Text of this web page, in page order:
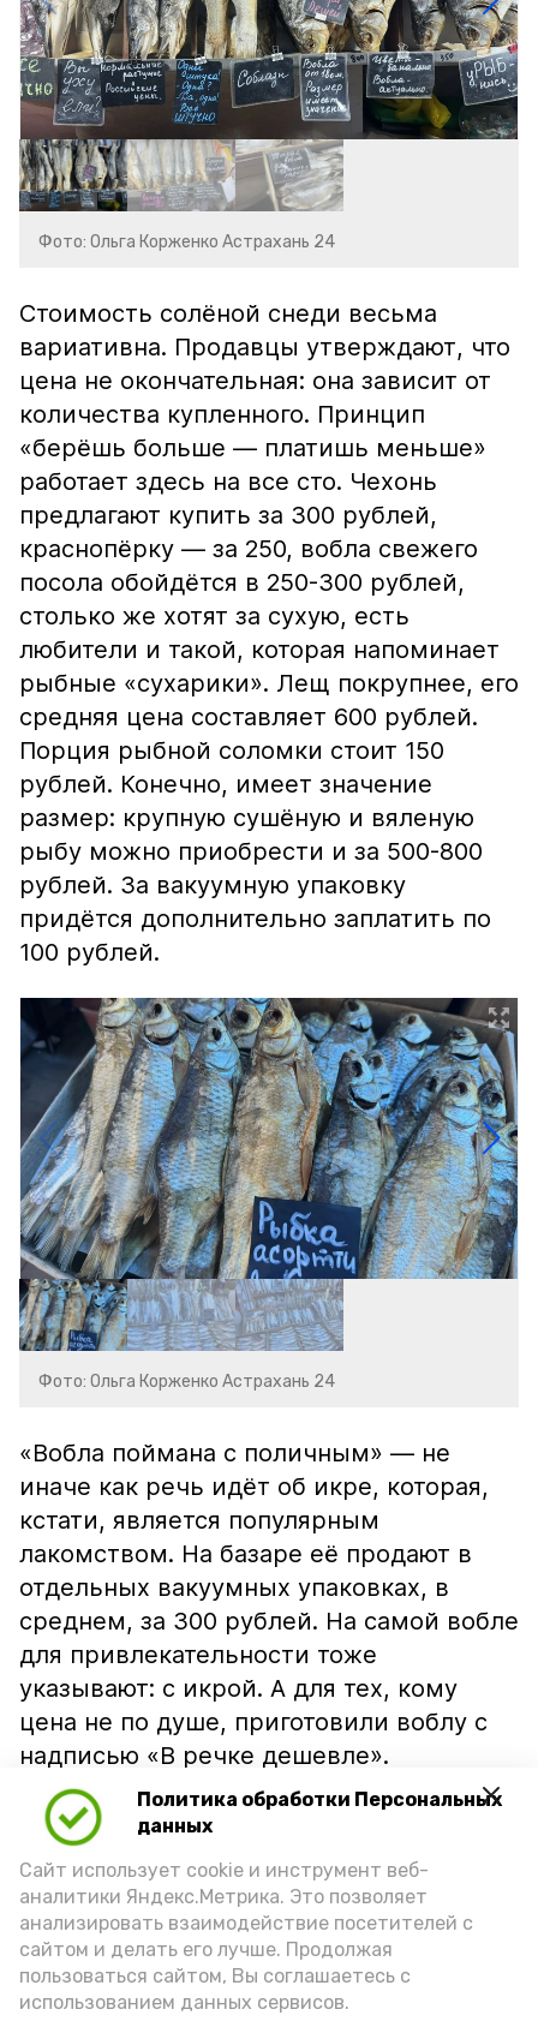
Политика обработки Персональных
данных
Сайт использует cookie и инструмент веб-
аналитики Яндекс.Метрика. Это позволяет
анализировать взаимодействие посетителей с
сайтом и делать его лучше. Продолжая
пользоваться сайтом, Вы соглашаетесь с
использованием данных сервисов.
Фото: Ольга Корженко Астрахань 24
Стоимость солёной снеди весьма
вариативна. Продавцы утверждают, что
цена не окончательная: она зависит от
количества купленного. Принцип
«берёшь больше — платишь меньше»
работает здесь на все сто. Чехонь
предлагают купить за 300 рублей,
краснопёрку — за 250, вобла свежего
посола обойдётся в 250-300 рублей,
столько же хотят за сухую, есть
любители и такой, которая напоминает
рыбные «сухарики». Лещ покрупнее, его
средняя цена составляет 600 рублей.
Порция рыбной соломки стоит 150
рублей. Конечно, имеет значение
размер: крупную сушёную и вяленую
рыбу можно приобрести и за 500-800
рублей. За вакуумную упаковку
придётся дополнительно заплатить по
100 рублей.
Фото: Ольга Корженко Астрахань 24
«Вобла поймана с поличным» — не
иначе как речь идёт об икре, которая,
кстати, является популярным
лакомством. На базаре её продают в
отдельных вакуумных упаковках, в
среднем, за 300 рублей. На самой вобле
для привлекательности тоже
указывают: с икрой. А для тех, кому
цена не по душе, приготовили воблу с
надписью «В речке дешевле».